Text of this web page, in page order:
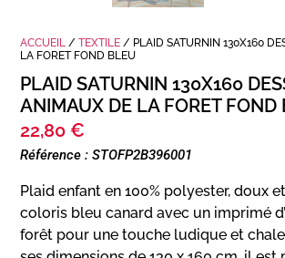
ACCUEIL /TEXTILE / PLAID SATURNIN 130X160
LA FORET FOND BLEU
PLAID SATURNIN 130X160
ANIMAUX DE LA FORET FOND
22,80 €
Référence : STOFP2B396001
Plaid enfant en 100% polyester, doux
coloris bleu canard avec un imprimé
forêt pour une touche ludique et